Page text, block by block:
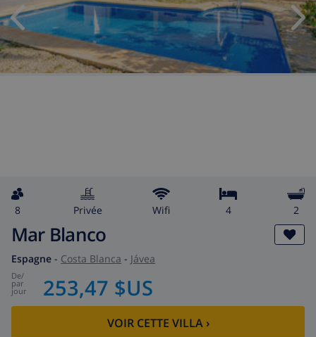
8 privée wifi 4 2
Mar Blanco
Espagne - Costa Blanca - Jávea
de/
par
jour 253,47 $US
VOIR CETTE VILLA›